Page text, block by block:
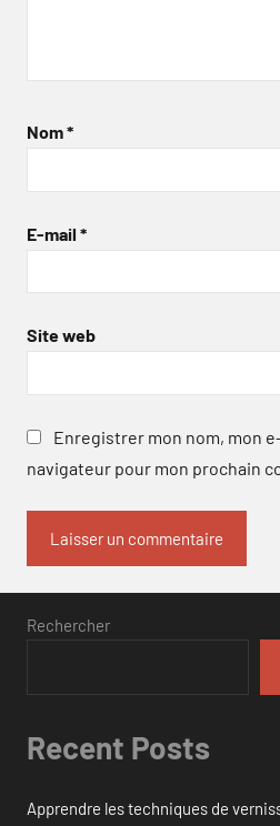
Nom*
E-mail *
Site web
Enregistrer mon nom, mon
navigateur pour mon prochain
Rechercher
Recent Posts
Apprendre les techniques de